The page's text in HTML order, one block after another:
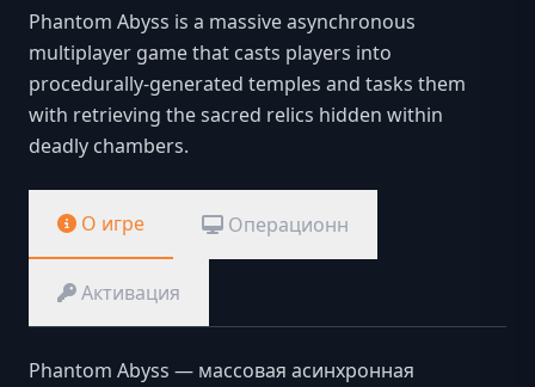
Phantom Abyss is a massive asynchronous
multiplayer game that casts players into
procedurally-generated temples and tasks them
with retrieving the sacred relics hidden within
deadly chambers.
О игре Операционн
Активация
Phantom Abyss — массовая асинхронная